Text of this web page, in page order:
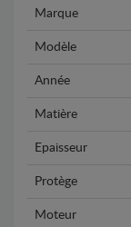
Marque
Modèle
Année
Matière
Epaisseur
Protège
Moteur